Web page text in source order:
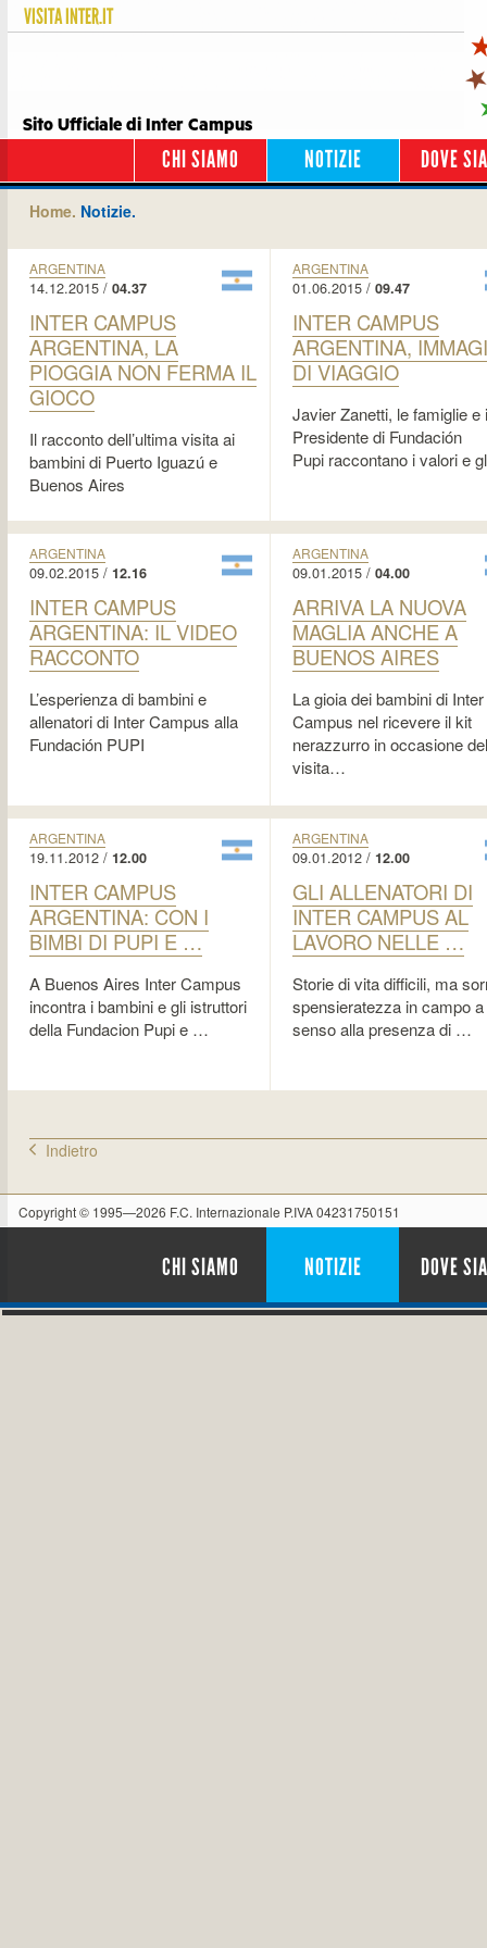
VISITAINTER.IT
Sito Ufficiale di Inter Campus
CHI SIAMO NOTIZIE DOVE
Home. Notizie.
ARGENTINA
14.12.2015 / 04.37
INTER CAMPUS
ARGENTINA, LA
PIOGGIA NON FERMA IL
GIOCO
Il racconto dell’ultima visita ai
bambini di Puerto Iguazú e
Buenos Aires
ARGENTINA
01.06.2015 / 09.47
INTER CAMPUS
ARGENTINA,
DI VIAGGIO
Javier Zanetti, le famiglie e
Presidente di Fundación
Pupi raccontano i valori e
ARGENTINA
09.02.2015 / 12.16
INTER CAMPUS
ARGENTINA: IL VIDEO
RACCONTO
L’esperienza di bambini e
allenatori di Inter Campus alla
Fundación PUPI
ARGENTINA
09.01.2015 / 04.00
ARRIVA LA NUOVA
MAGLIA ANCHE A
BUENOS AIRES
La gioia dei bambini di Inter
Campus nel ricevere il kit
nerazzurro in occasione
visita…
ARGENTINA
19.11.2012 / 12.00
INTER CAMPUS
ARGENTINA: CON I
BIMBI DI PUPI E …
A Buenos Aires Inter Campus
incontra i bambini e gli istruttori
della Fundacion Pupi e …
ARGENTINA
09.01.2012 / 12.00
GLI ALLENATORI DI
INTER CAMPUS AL
LAVORO NELLE …
Storie di vita difficili, ma
spensieratezza in campo
senso alla presenza di …
Indietro
Copyright © 1995—2026 F.C. Internazionale P.IVA 04231750151
CHI SIAMO NOTIZIE DOVE